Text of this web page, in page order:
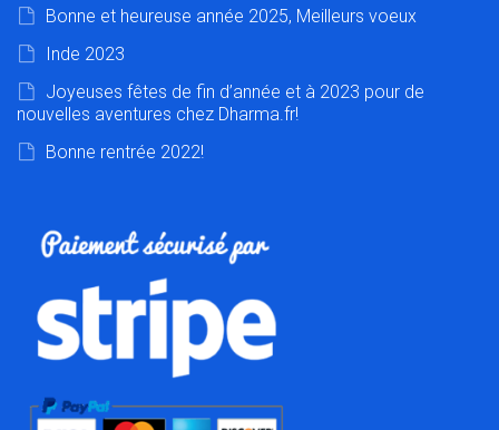
Bonne et heureuse année 2025, Meilleurs voeux
Inde 2023
Joyeuses fêtes de fin d’année et à 2023 pour de
nouvelles aventures chez Dharma.fr!
Bonne rentrée 2022!